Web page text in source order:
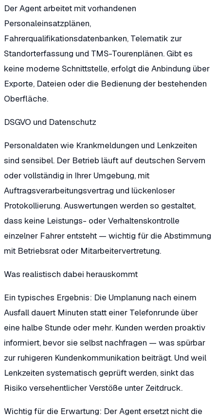
Der Agent arbeitet mit vorhandenen
Personaleinsatzplänen,
Fahrerqualifikationsdatenbanken, Telematik zur
Standorterfassung und TMS-Tourenplänen. Gibt es
keine moderne Schnittstelle, erfolgt die Anbindung über
Exporte, Dateien oder die Bedienung der bestehenden
Oberfläche.
DSGVO und Datenschutz
Personaldaten wie Krankmeldungen und Lenkzeiten
sind sensibel. Der Betrieb läuft auf deutschen Servern
oder vollständig in Ihrer Umgebung, mit
Auftragsverarbeitungsvertrag und lückenloser
Protokollierung. Auswertungen werden so gestaltet,
dass keine Leistungs- oder Verhaltenskontrolle
einzelner Fahrer entsteht — wichtig für die Abstimmung
mit Betriebsrat oder Mitarbeitervertretung.
Was realistisch dabei herauskommt
Ein typisches Ergebnis: Die Umplanung nach einem
Ausfall dauert Minuten statt einer Telefonrunde über
eine halbe Stunde oder mehr. Kunden werden proaktiv
informiert, bevor sie selbst nachfragen — was spürbar
zur ruhigeren Kundenkommunikation beiträgt. Und weil
Lenkzeiten systematisch geprüft werden, sinkt das
Risiko versehentlicher Verstöße unter Zeitdruck.
Wichtig für die Erwartung: Der Agent ersetzt nicht die